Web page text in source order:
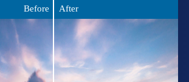
Before After